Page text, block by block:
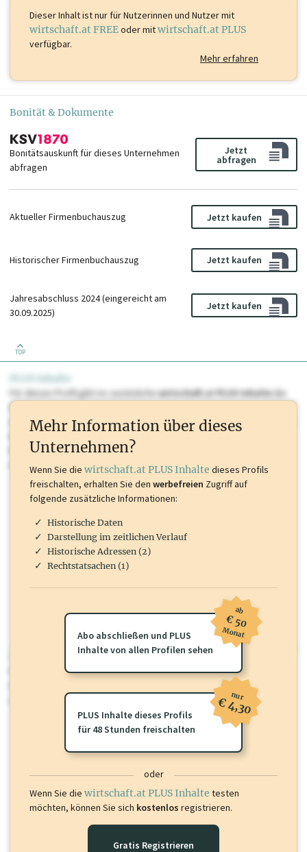
Dieser Inhalt istnur für Nutzerinnen und Nutzer mit
wirtschaft.at FREEoder mitwirtschaft.at PLUS
verfügbar.
Mehr erfahren
Bonität & Dokumente
Bonitätsauskunft für dieses Unternehmen
abfragen
Jetzt
abfragen
Aktueller Firmenbuchauszug Jetzt kaufen
Historischer Firmenbuchauszug Jetzt kaufen
Jahresabschluss 2024 (eingereicht am
30.09.2025)
Jetzt kaufen
TOP
PLUS Inhalte
Für dieses Profil gibt es zusätzlichewirtschaft.at PLUS Inhaltedie
Sie momentan nicht einsehen können. Schalten Sie dieses Profil frei
oder loggen Sie sich ein um diese Inhalte zu sehen. wirtschaft.at PLUS
Marken, Patente, Rechtstatsachen, OTS-Aussendungen, und viele
mehr.
wirtschaft.at PLUS
Für dieses Profil gibt es zusätzlichewirtschaft.at PLUS Inhalte
Sie momentan nicht einsehen können. Schalten Sie dieses Profil frei
oder loggen Sie sich ein um diese Inhalte zu sehen.
Mehr Information über dieses
Unternehmen?
Wenn Sie die wirtschaft.at PLUS Inhalte dieses Profils
freischalten, erhalten Sie den werbefreien Zugriff auf
folgende zusätzliche Informationen:
Historische Daten
Darstellung im zeitlichen Verlauf
Historische Adressen (2)
Rechtstatsachen (1)
Abo abschließen und PLUS
Inhalte von allen Profilen sehen
ab
€ 50
Monat
PLUS Inhalte dieses Profils
für 48 Stunden freischalten
nur
€ 4,30
oder
Wenn Sie die wirtschaft.at PLUS Inhalte testen
möchten, können Sie sich kostenlos registrieren.
Gratis Registrieren